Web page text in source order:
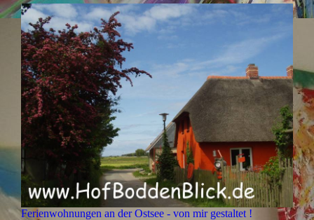
Ferienwohnungen an der Ostsee - von mir gestaltet !